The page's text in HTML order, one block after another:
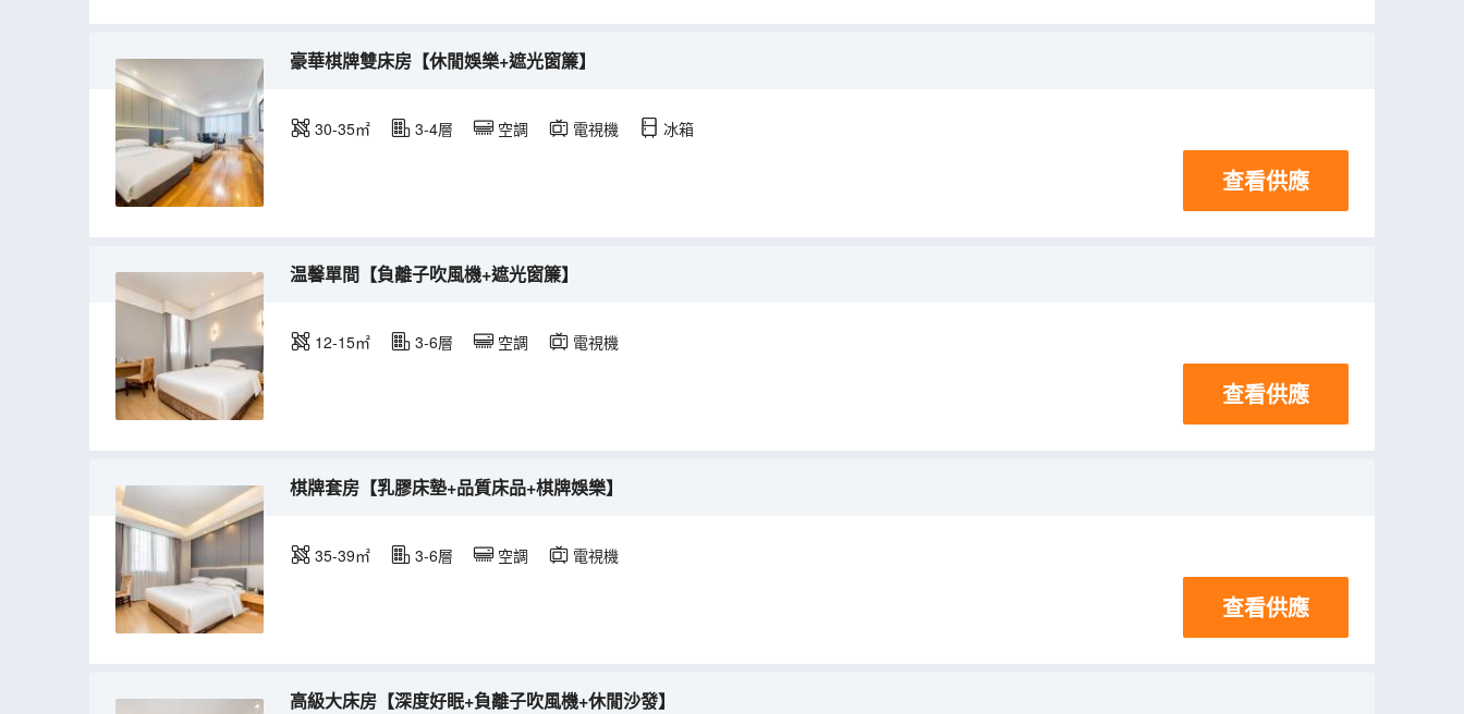
豪華棋牌雙床房【休閒娛樂+遮光窗簾】
30-35㎡ 3-4層 空調 電視機 冰箱
查看供應
温馨單間【負離子吹風機+遮光窗簾】
12-15㎡ 3-6層 空調 電視機
查看供應
棋牌套房【乳膠床墊+品質床品+棋牌娛樂】
35-39㎡ 3-6層 空調 電視機
查看供應
高級大床房【深度好眠+負離子吹風機+休閒沙發】